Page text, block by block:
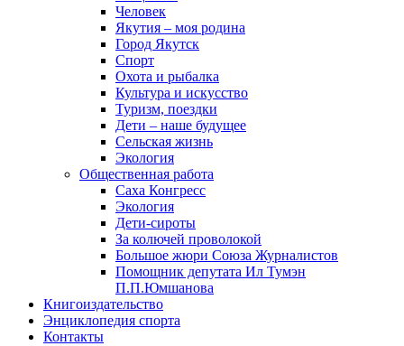
Человек
Якутия – моя родина
Город Якутск
Спорт
Охота и рыбалка
Культура и искусство
Туризм, поездки
Дети – наше будущее
Сельская жизнь
Экология
Общественная работа
Саха Конгресс
Экология
Дети-сироты
За колючей проволокой
Большое жюри Союза Журналистов
Помощник депутата Ил Тумэн
П.П.Юмшанова
Книгоиздательство
Энциклопедия спорта
Контакты